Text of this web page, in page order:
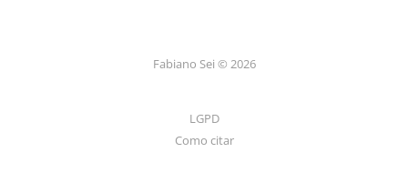
Fabiano Sei © 2026
LGPD
Como citar